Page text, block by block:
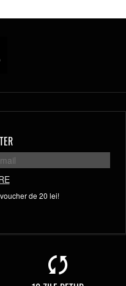
de 20 lei!